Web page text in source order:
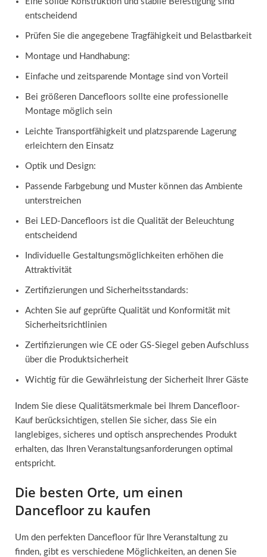
entscheidend
Prüfen Sie die angegebene Tragfähigkeit und Belastbarkeit
Montage und Handhabung:
Einfache und zeitsparende Montage sind von Vorteil
Bei größeren Dancefloors sollte eine professionelle
Montage möglich sein
Leichte Transportfähigkeit und platzsparende Lagerung
erleichtern den Einsatz
Optik und Design:
Passende Farbgebung und Muster können das Ambiente
unterstreichen
Bei LED-Dancefloors ist die Qualität der Beleuchtung
entscheidend
Individuelle Gestaltungsmöglichkeiten erhöhen die
Attraktivität
Zertifizierungen und Sicherheitsstandards:
Achten Sie auf geprüfte Qualität und Konformität mit
Sicherheitsrichtlinien
Zertifizierungen wie CE oder GS-Siegel geben Aufschluss
über die Produktsicherheit
Wichtig für die Gewährleistung der Sicherheit Ihrer Gäste
Indem Sie diese Qualitätsmerkmale bei Ihrem Dancefloor-
Kauf berücksichtigen, stellen Sie sicher, dass Sie ein
langlebiges, sicheres und optisch ansprechendes Produkt
erhalten, das Ihren Veranstaltungsanforderungen optimal
entspricht.
Die besten Orte, um einen
Dancefloor zu kaufen
Um den perfekten Dancefloor für Ihre Veranstaltung zu
finden, gibt es verschiedene Möglichkeiten, an denen Sie